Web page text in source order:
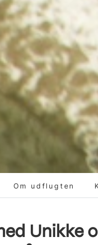
Om udflugten
Unikke